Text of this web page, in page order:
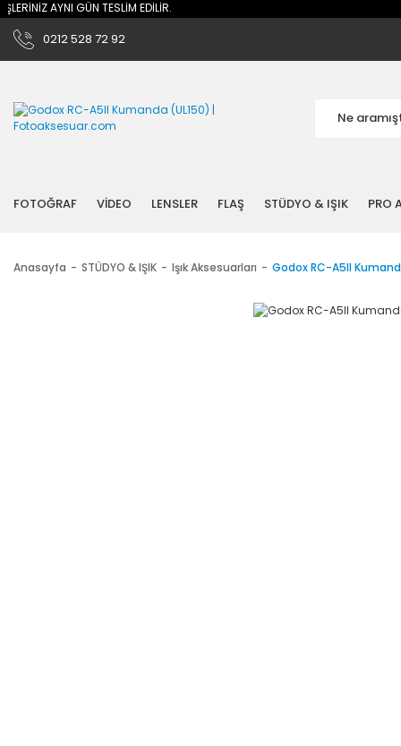
AYNI GÜN TESLİM EDİLİR.
0212 528 72 92
FOTOĞRAF VİDEO LENSLER FLAŞ STÜDYO & IŞIK PRO
Anasayfa STÜDYO & IŞIK Işık Aksesuarları Godox RC-A5II